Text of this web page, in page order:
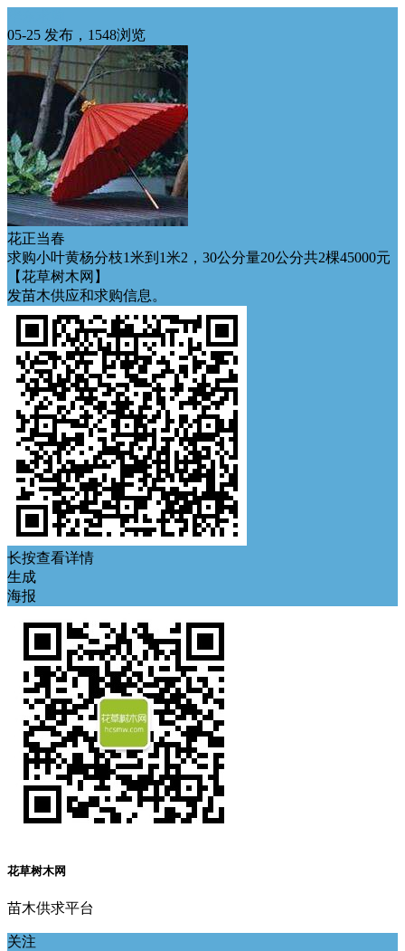
05-25 发布，1548浏览
花正当春
求购小叶黄杨分枝1米到1米2，30公分量20公分共2棵45000元
【花草树木网】
发苗木供应和求购信息。
长按查看详情
生成
海报
花草树木网
苗木供求平台
关注